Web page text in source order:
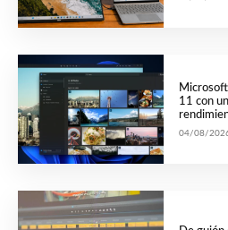
11 con
04/08/